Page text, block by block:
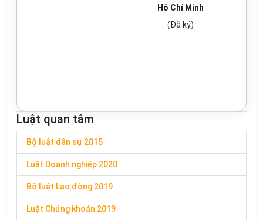
Hồ Chí Minh
(Đã ký)
Luật quan tâm
Bộ luật dân sự 2015
Luật Doanh nghiệp 2020
Bộ luật Lao động 2019
Luật Chứng khoán 2019